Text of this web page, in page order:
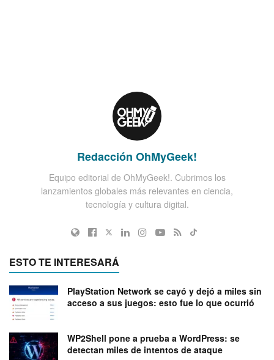
Redacción OhMyGeek!
Equipo editorial de OhMyGeek!. Cubrimos los
lanzamientos globales más relevantes en ciencia,
tecnología y cultura digital.
ESTO TE INTERESARÁ
PlayStation Network se cayó y dejó a miles sin
acceso a sus juegos: esto fue lo que ocurrió
WP2Shell pone a prueba a WordPress: se
detectan miles de intentos de ataque